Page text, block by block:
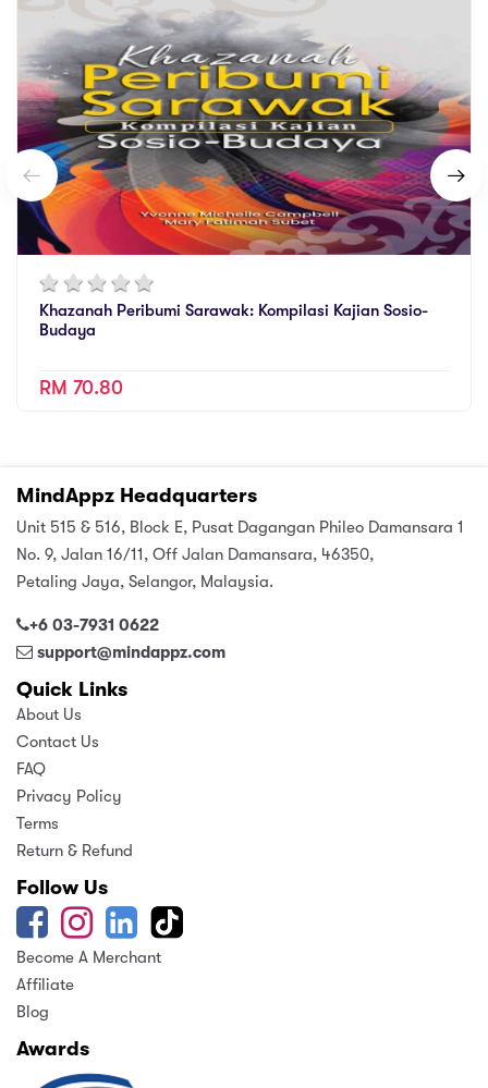
Khazanah Peribumi Sarawak: Kompilasi Kajian Sosio-
Budaya
RM 70.80
MindAppz Headquarters
Unit 515 & 516, Block E, Pusat Dagangan Phileo Damansara 1
No. 9, Jalan 16/11, Off Jalan Damansara, 46350,
Petaling Jaya, Selangor, Malaysia.
+6 03-7931 0622
support@mindappz.com
Quick Links
About Us
Contact Us
FAQ
Privacy Policy
Terms
Return & Refund
Follow Us
Become A Merchant
Affiliate
Blog
Awards